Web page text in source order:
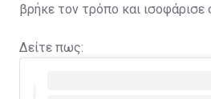
βρήκε τον τρόπο και ισοφάρισε
Δείτε πως: